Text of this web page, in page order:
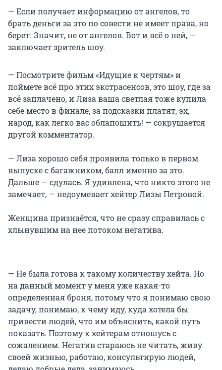
— Если получает информацию от ангелов, то
брать деньги за это по совести не имеет права, но
берет. Значит, не от ангелов. Вот и всё о ней, —
заключает зритель шоу.
— Посмотрите фильм «Идущие к чертям» и
поймете всё про этих экстрасенсов, это шоу, где за
всё заплачено, и Лиза ваша светлая тоже купила
себе место в финале, за подсказки платят, эх,
народ, как легко вас облапошить! — сокрушается
другой комментатор.
— Лиза хорошо себя проявила только в первом
выпуске с багажником, балл именно за это.
Дальше — сдулась. Я удивлена, что никто этого не
замечает, — недоумевает хейтер Лизы Петровой.
Женщина признаётся, что не сразу справилась с
хлынувшим на нее потоком негатива.
— Не была готова к такому количеству хейта. Но
на данный момент у меня уже какая-то
определенная броня, потому что я понимаю свою
задачу, понимаю, к чему иду, куда хотела бы
привести людей, что им объяснить, какой путь
показать. Поэтому к хейтерам отношусь с
сожалением. Негатив стараюсь не читать, живу
своей жизнью, работаю, консультирую людей,